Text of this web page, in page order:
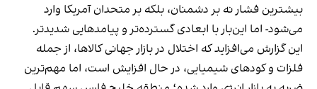
بیشترین فشار نه بر دشمنان، بلکه بر متحدان آمریکا وارد
می‌شود- اما این‌بار با ابعادی گسترده‌تر و پیامدهایی شدیدتر.
این گزارش می‌افزاید که اختلال در بازار جهانی کالاها، از جمله
فلزات و کودهای شیمیایی، در حال افزایش است، اما مهم‌ترین